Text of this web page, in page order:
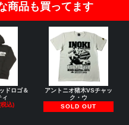
商品も買ってます
ドロゴ＆
ィ
込)
アントニオ猪木VSチャッ
ク・ウ
SOLD OUT